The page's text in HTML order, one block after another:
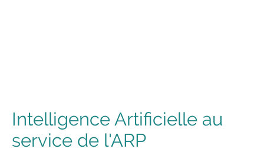
Intelligence Artificielle au
service de l'ARP